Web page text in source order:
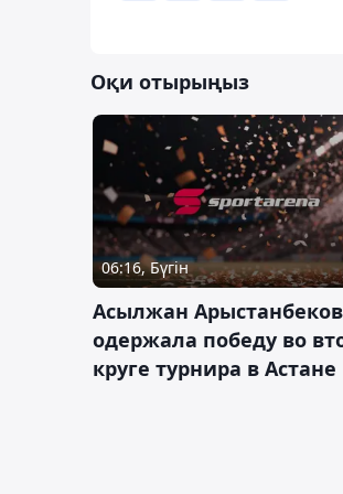
Оқи отырыңыз
06:16, Бүгін
Асылжан
одержала победу во
круге турнира в Астане